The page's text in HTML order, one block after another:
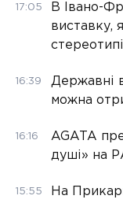
17:05
В Івано-
виставку,
16:39
Державні
можна
16:16
AGATA
душі» на
15:55
На